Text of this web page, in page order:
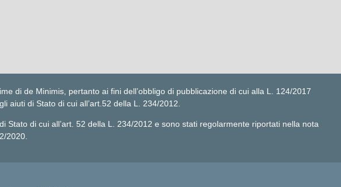
di de Minimis, pertanto ai fini dell’obbligo di pubblicazione di cui alla L. 124/2017
aiuti di Stato di cui all’art.52 della L. 234/2012.
di cui all’art. 52 della L. 234/2012 e sono stati regolarmente riportati nella nota
2020.